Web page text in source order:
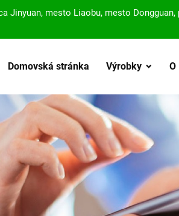
Jinyuan, mesto Liaobu, mesto
Domovská stránka Výrobky O